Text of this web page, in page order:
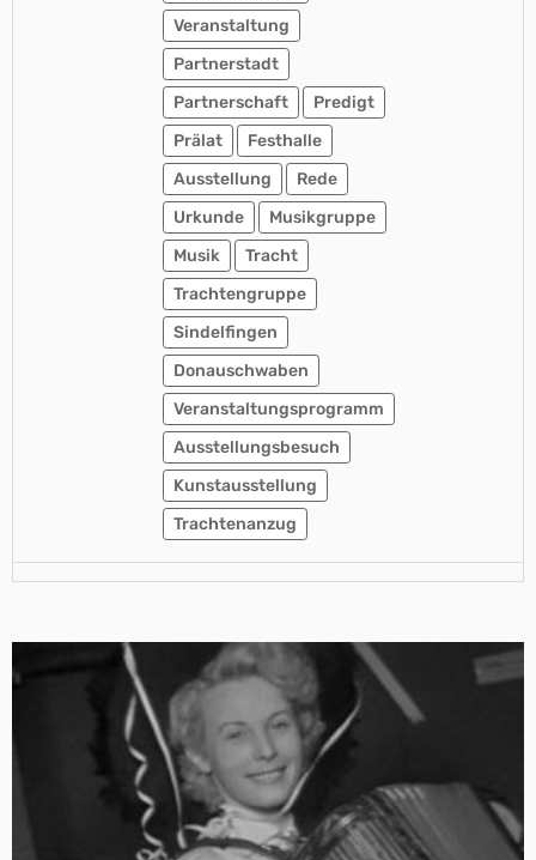
Veranstaltung
Partnerstadt
Partnerschaft
Predigt
Prälat
Festhalle
Ausstellung
Rede
Urkunde
Musikgruppe
Musik
Tracht
Trachtengruppe
Sindelfingen
Donauschwaben
Veranstaltungsprogramm
Ausstellungsbesuch
Kunstausstellung
Trachtenanzug